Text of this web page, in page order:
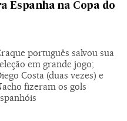
Espanha na Copa do
português salvou sua
em grande jogo;
Costa (duas vezes) e
fizeram os gols